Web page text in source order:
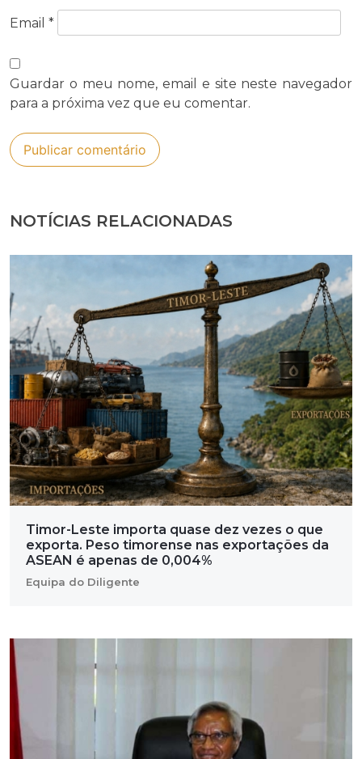
Email *
Guardar o meu nome, email e site neste navegador
para a próxima vez que eu comentar.
NOTÍCIAS RELACIONADAS
Timor-Leste importa quase dez vezes o que
exporta. Peso timorense nas exportações da
ASEAN é apenas de 0,004%
Equipa do Diligente